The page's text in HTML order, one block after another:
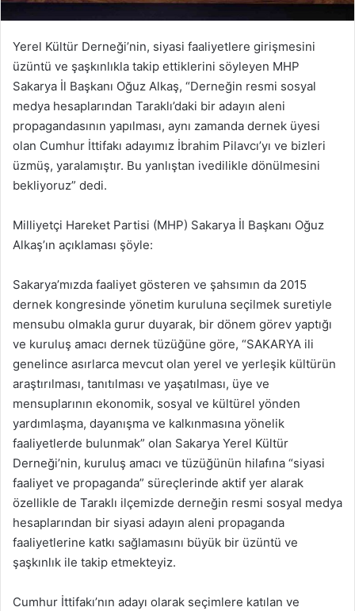
Yerel Kültür Derneği’nin, siyasi faaliyetlere girişmesini
üzüntü ve şaşkınlıkla takip ettiklerini söyleyen MHP
Sakarya İl Başkanı Oğuz Alkaş, “Derneğin resmi sosyal
medya hesaplarından Taraklı’daki bir adayın aleni
propagandasının yapılması, aynı zamanda dernek üyesi
olan Cumhur İttifakı adayımız İbrahim Pilavcı’yı ve bizleri
üzmüş, yaralamıştır. Bu yanlıştan ivedilikle dönülmesini
bekliyoruz” dedi.
Milliyetçi Hareket Partisi (MHP) Sakarya İl Başkanı Oğuz
Alkaş’ın açıklaması şöyle:
Sakarya’mızda faaliyet gösteren ve şahsımın da 2015
dernek kongresinde yönetim kuruluna seçilmek suretiyle
mensubu olmakla gurur duyarak, bir dönem görev yaptığı
ve kuruluş amacı dernek tüzüğüne göre, “SAKARYA ili
genelince asırlarca mevcut olan yerel ve yerleşik kültürün
araştırılması, tanıtılması ve yaşatılması, üye ve
mensuplarının ekonomik, sosyal ve kültürel yönden
yardımlaşma, dayanışma ve kalkınmasına yönelik
faaliyetlerde bulunmak” olan Sakarya Yerel Kültür
Derneği’nin, kuruluş amacı ve tüzüğünün hilafına “siyasi
faaliyet ve propaganda” süreçlerinde aktif yer alarak
özellikle de Taraklı ilçemizde derneğin resmi sosyal medya
hesaplarından bir siyasi adayın aleni propaganda
faaliyetlerine katkı sağlamasını büyük bir üzüntü ve
şaşkınlık ile takip etmekteyiz.
Cumhur İttifakı’nın adayı olarak seçimlere katılan ve